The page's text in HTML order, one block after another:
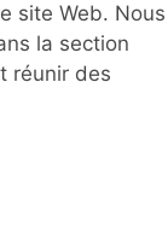
site Web. Nous
la section
réunir des